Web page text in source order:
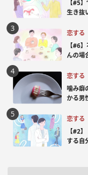
【#5
生き抜
恋する
【#6
んの場
恋する
噛み癖
かる男
恋する
【#2
する自